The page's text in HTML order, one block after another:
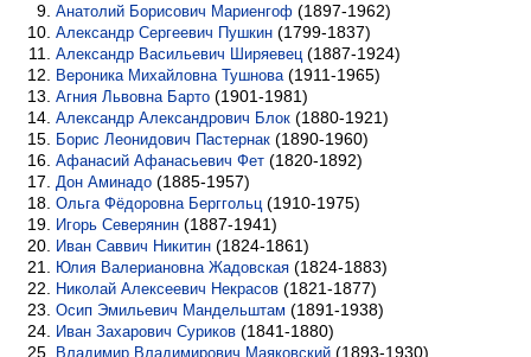
Анатолий Борисович Мариенгоф (1897-1962)
Александр Сергеевич Пушкин (1799-1837)
Александр Васильевич Ширяевец (1887-1924)
Вероника Михайловна Тушнова (1911-1965)
Агния Львовна Барто (1901-1981)
Александр Александрович Блок (1880-1921)
Борис Леонидович Пастернак (1890-1960)
Афанасий Афанасьевич Фет (1820-1892)
Дон Аминадо (1885-1957)
Ольга Фёдоровна Берггольц (1910-1975)
Игорь Северянин (1887-1941)
Иван Саввич Никитин (1824-1861)
Юлия Валериановна Жадовская (1824-1883)
Николай Алексеевич Некрасов (1821-1877)
Осип Эмильевич Мандельштам (1891-1938)
Иван Захарович Суриков (1841-1880)
Владимир Владимирович Маяковский (1893-1930)